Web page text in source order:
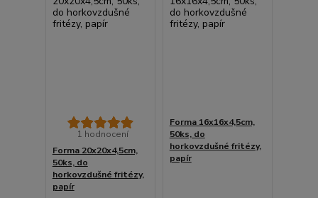
1 hodnocení
Forma 20x20x4,5cm,
50ks, do
horkovzdušné fritézy,
papír
Forma 16x16x4,5cm,
50ks, do
horkovzdušné fritézy,
papír